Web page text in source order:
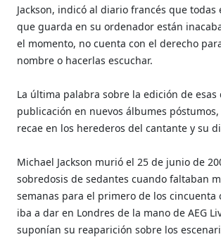
Jackson, indicó al diario francés que todas
que guarda en su ordenador están
el momento, no cuenta con el derecho
nombre o hacerlas escuchar.
La última palabra sobre la edición de esas
publicación en nuevos álbumes
recae en los herederos del cantante y su
Michael Jackson murió el 25 de junio de
sobredosis de sedantes cuando faltaban
semanas para el primero de los cincuenta
iba a dar en Londres de la mano de AEG
suponían su reaparición sobre los